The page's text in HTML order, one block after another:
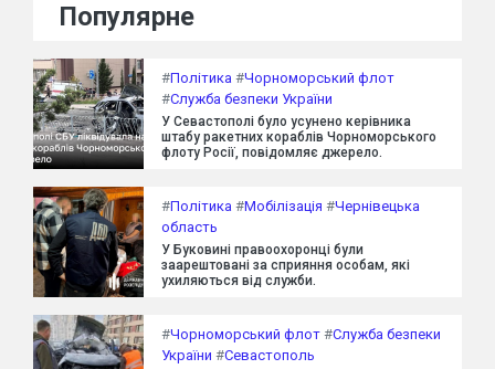
Популярне
#Політика #Чорноморський флот
#Служба безпеки України
У Севастополі було усунено керівника
штабу ракетних кораблів Чорноморського
флоту Росії, повідомляє джерело.
#Політика #Мобілізація #Чернівецька
область
У Буковині правоохоронці були
заарештовані за сприяння особам, які
ухиляються від служби.
#Чорноморський флот #Служба безпеки
України #Севастополь